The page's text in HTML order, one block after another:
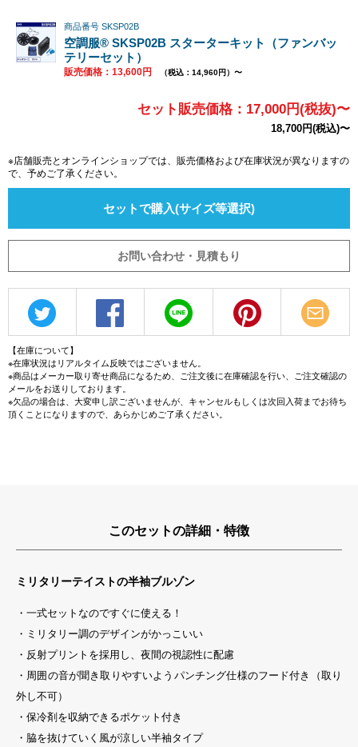
商品番号 SKSP02B
空調服® SKSP02B スターターキット（ファンバッ
テリーセット）
販売価格：13,600円 （税込：14,960円）〜
セット販売価格：17,000円(税抜)〜
18,700円(税込)〜
※店舗販売とオンラインショップでは、販売価格および在庫状況が異なりますの
で、予めご了承ください。
セットで購入(サイズ等選択)
お問い合わせ・見積もり
【在庫について】
※在庫状況はリアルタイム反映ではございません。
※商品はメーカー取り寄せ商品になるため、ご注文後に在庫確認を行い、ご注文確認の
メールをお送りしております。
※欠品の場合は、大変申し訳ございませんが、キャンセルもしくは次回入荷までお待ち
頂くことになりますので、あらかじめご了承ください。
このセットの詳細・特徴
ミリタリーテイストの半袖ブルゾン
・一式セットなのですぐに使える！
・ミリタリー調のデザインがかっこいい
・反射プリントを採用し、夜間の視認性に配慮
・周囲の音が聞き取りやすいようパンチング仕様のフード付き（取り
外し不可）
・保冷剤を収納できるポケット付き
・脇を抜けていく風が涼しい半袖タイプ